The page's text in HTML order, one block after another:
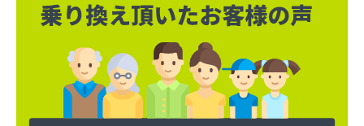
株式会社竹田石油
株式会社仲渡石油
株式会社天宗 本社
株式会社天宗 新居浜ガスセンター
株式会社天宗 今治ガスセンター
株式会社東燃